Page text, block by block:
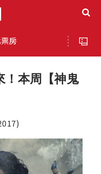
房
！本周【神鬼